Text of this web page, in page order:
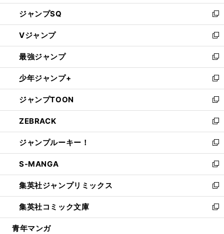
し
い
ウ
ィ
ン
ド
ウ
で
開
く
ジャンプSQ
新
し
い
ウ
ィ
ン
ド
ウ
で
開
く
Vジャンプ
新
し
い
ウ
ィ
ン
ド
ウ
で
開
く
最強ジャンプ
新
し
い
ウ
ィ
ン
ド
ウ
で
開
く
少年ジャンプ+
新
し
い
ウ
ィ
ン
ド
ウ
で
開
く
ジャンプTOON
新
し
い
ウ
ィ
ン
ド
ウ
で
開
く
ZEBRACK
新
し
い
ウ
ィ
ン
ド
ウ
で
開
ジャンプルーキー！
新
し
い
ウ
ィ
ン
ド
ウ
S-MANGA
新
し
い
ウ
ィ
ン
集英社ジャンプリミックス
新
し
い
ウ
集英社コミック文庫
新
し
青年マンガ